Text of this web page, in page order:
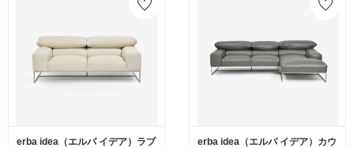
erba idea（エルバ イデア）ラブ
erba idea（エルバ イデア）カウ